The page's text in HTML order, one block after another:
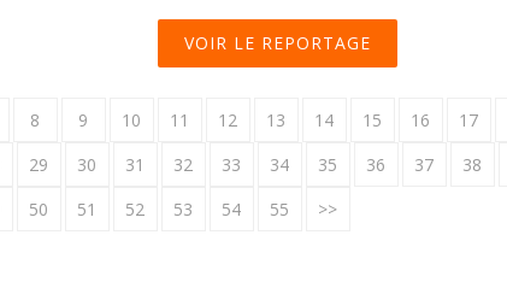
VOIR LE REPORTAGE
8 9 10 11 12 13 14 15 16 17
29 30 31 32 33 34 35 36 37 38
50 51 52 53 54 55 >>